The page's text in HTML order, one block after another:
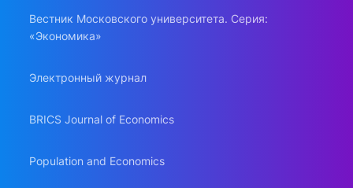
Вестник Московского университета. Серия:
«Экономика»
Электронный журнал
BRICS Journal of Economics
Population and Economics